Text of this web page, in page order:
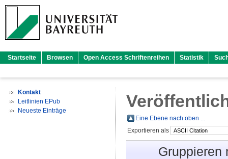
Startseite Browsen Open Access Schriftenreihen Statistik
Kontakt
Leitlinien EPub
Neueste Einträge
Eine Ebene nach oben ...
Exportieren als